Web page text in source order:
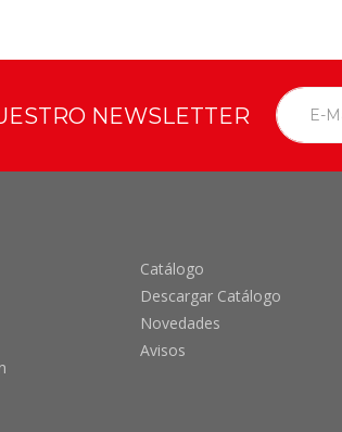
NEWSLETTER
Catálogo
Descargar Catálogo
Novedades
Avisos